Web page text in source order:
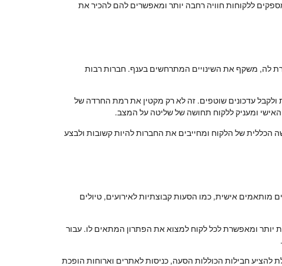
ללקוחות חוויה רחבה יותר ומאפשרים להם להכיר את
לה, משקף את השינויים המתרחשים בענף. חברות רבות
ולקבל עדכונים שוטפים. זה לא רק מקטין את רמת החרדה של
ומעניק ללקוח תחושה של שליטה על המצב.
הכללית של הלקוח ומחייבים את החברות להיות קשובות ולבצע
אישית, כמו הסעות קבוצתיות לאירועים, טיולים
יותר ומאפשרת לכל לקוח למצוא את הפתרון המתאים לו. עבור
להציע חבילות הכוללות הסעה, כניסות לאתרים וארוחות הופכת